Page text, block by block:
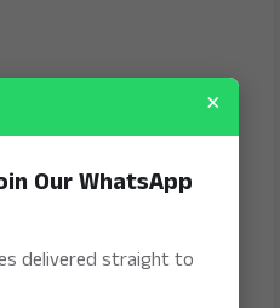
×
Our WhatsApp
delivered straight to